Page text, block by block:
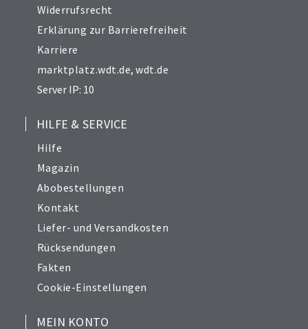
Widerrufsrecht
Erklärung zur Barrierefreiheit
Karriere
marktplatz.wdt.de,wdt.de
Server IP: 10
HILFE & SERVICE
Hilfe
Magazin
Abobestellungen
Kontakt
Liefer- und Versandkosten
Rücksendungen
Fakten
Cookie-Einstellungen
MEIN KONTO